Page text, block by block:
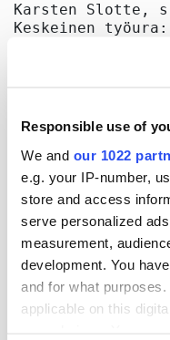
Responsible use of
We and our 1022
e.g. your IP-number,
store and access
serve personalized
measurement,
development. You
and for what
applicable on this
Karsten Slotte,
Keskeinen
(publ.),
2000-2002;
Varma(2009-),
kauppakamari
Oriola-KD Oyj
Eero Hautaniemi
toimitusjohtaja
Petter Sandström